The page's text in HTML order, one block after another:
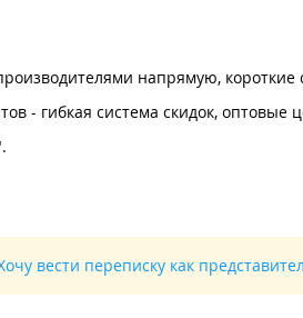
напрямую,
- гибкая система скидок, оптовые
вести переписку как